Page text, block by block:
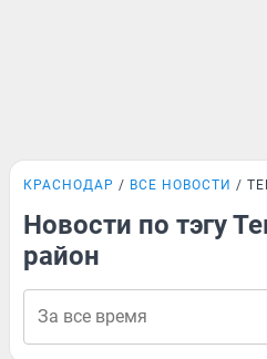
КРАСНОДАР ВСЕ НОВОСТИ
Новости по тэгу
район